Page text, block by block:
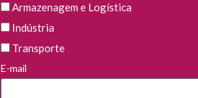
Armazenagem e Logística
Indústria
Transporte
E-mail